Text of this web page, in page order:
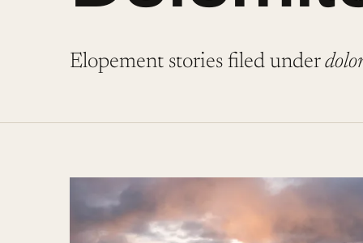
Elopement stories filed under